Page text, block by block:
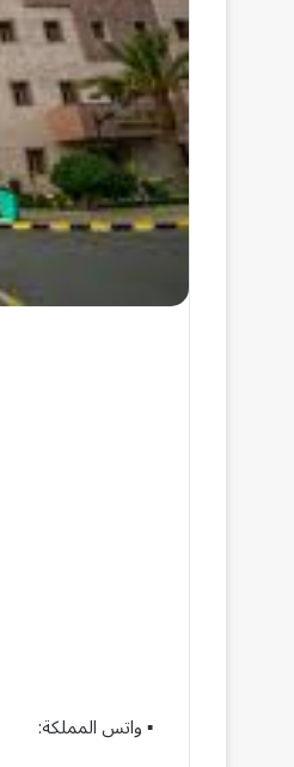
▪︎ واتس المملكة: